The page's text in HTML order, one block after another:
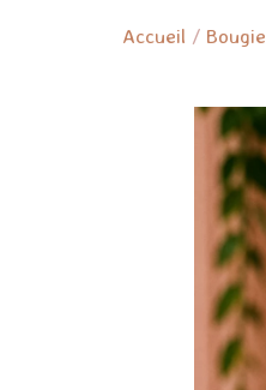
Accueil / Bougie